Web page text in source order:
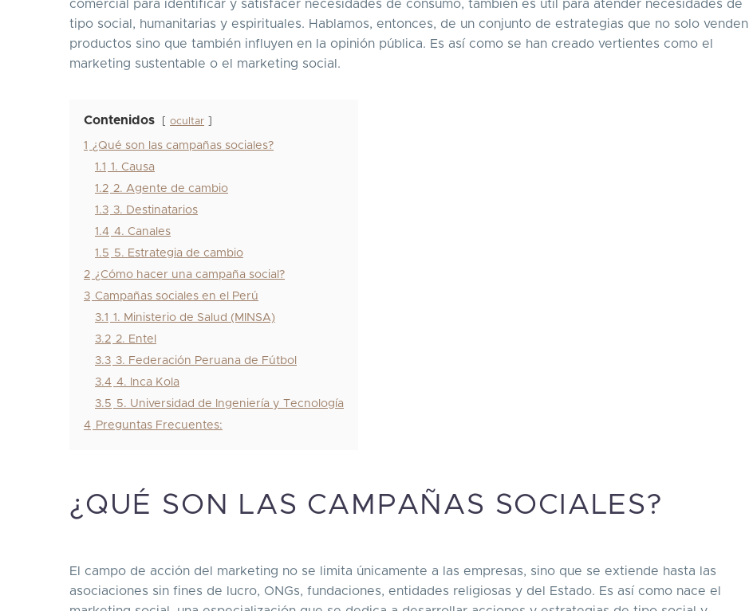
comercial para identificar y satisfacer necesidades de consumo, también es útil para atender necesidades de
tipo social, humanitarias y espirituales. Hablamos, entonces, de un conjunto de estrategias que no solo venden
productos sino que también influyen en la opinión pública. Es así como se han creado vertientes como el
marketing sustentable o el marketing social.
Contenidos ocultar
1 ¿Qué son las campañas sociales?
1.1 1. Causa
1.2 2. Agente de cambio
1.3 3. Destinatarios
1.4 4. Canales
1.5 5. Estrategia de cambio
2 ¿Cómo hacer una campaña social?
3 Campañas sociales en el Perú
3.1 1. Ministerio de Salud (MINSA)
3.2 2. Entel
3.3 3. Federación Peruana de Fútbol
3.4 4. Inca Kola
3.5 5. Universidad de Ingeniería y Tecnología
4 Preguntas Frecuentes:
¿QUÉ SON LAS CAMPAÑAS SOCIALES?
El campo de acción del marketing no se limita únicamente a las empresas, sino que se extiende hasta las
asociaciones sin fines de lucro, ONGs, fundaciones, entidades religiosas y del Estado. Es así como nace el